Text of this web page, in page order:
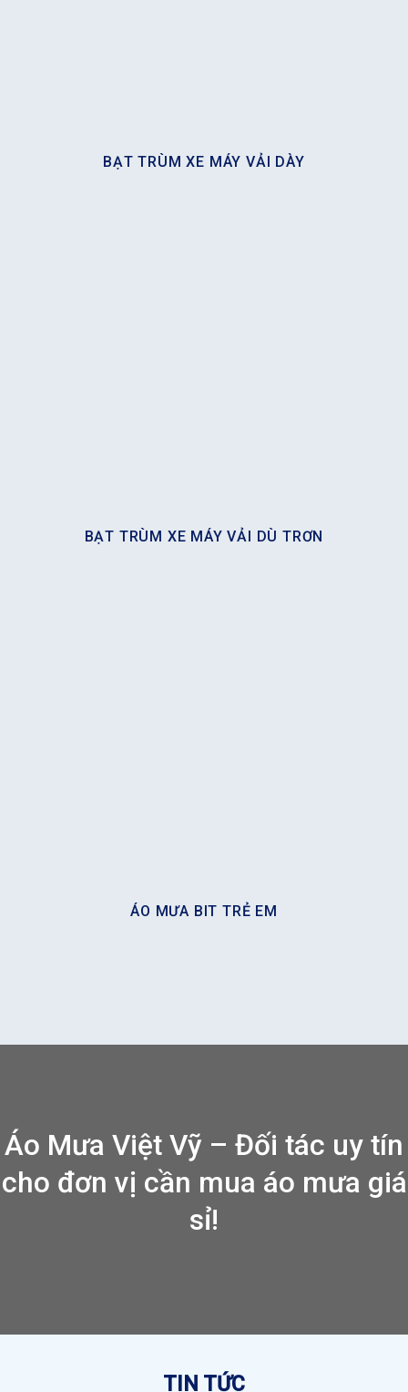
BẠT TRÙM XE MÁY VẢI DÀY
BẠT TRÙM XE MÁY VẢI DÙ TRƠN
ÁO MƯA BIT TRẺ EM
Áo Mưa Việt Vỹ – Đối tác uy tín
cho đơn vị cần mua áo mưa giá
sỉ!
TIN TỨC